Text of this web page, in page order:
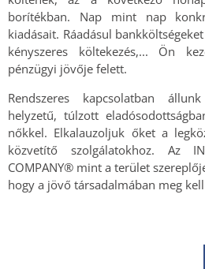
borítékban. Nap mint nap
kiadásait. Ráadásul
kényszeres költekezés,... Ön
pénzügyi jövője felett.
Rendszeres kapcsolatban
helyzetű, túlzott
nőkkel. Elkalauzoljuk őket a
közvetítő szolgálatokhoz. Az
COMPANY® mint a terület
hogy a jövő társadalmában meg